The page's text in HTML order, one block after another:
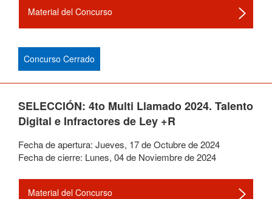
Material del Concurso
Concurso Cerrado
SELECCIÓN: 4to Multi Llamado 2024. Talento
Digital e Infractores de Ley +R
Fecha de apertura: Jueves, 17deOctubrede2024
Fecha de cierre: Lunes, 04de Noviembrede2024
Material del Concurso